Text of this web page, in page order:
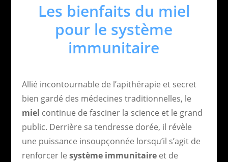
Les bienfaits du miel
pour le système
immunitaire
Allié incontournable de l’apithérapie et secret
bien gardé des médecines traditionnelles, le
miel continue de fasciner la science et le grand
public. Derrière sa tendresse dorée, il révèle
une puissance insoupçonnée lorsqu’il s’agit de
renforcer le système immunitaireet de